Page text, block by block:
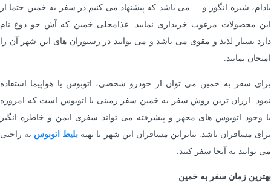
بادام، شیره انگور و ... می باشد که پیشنهاد می کنیم در سفر به خمین حتما از
این محصولات مرغوب خریداری نمایید. غذامحلی خمین که آش جو دوغ نام
دارد بسیار لذیذ و مقوی می باشد و می توانید در رستوران های این شهر آن را
امتحان نمایید.
برای سفر به خمین می توان از خودرو شخصی، اتوبوس یا هواپیما استفاده
نمود. ارزان ترین روش سفر به خمین سفر زمینی با اتوبوس است که امروزه
با وجود اتوبوس های مجهز و پیشرفته می تواند سفری ایمن و خاطره انگیز
برای مسافران باشد. بنابراین مسافران این شهر با تهیه بلیط اتوبوس به راحتی
می توانند به آنجا سفر کنند.
بهترین زمان سفر به خمین